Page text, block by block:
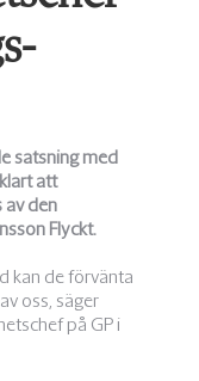
satsning med
att
av den
Flyckt.
kan de förvänta
oss, säger
på GP i